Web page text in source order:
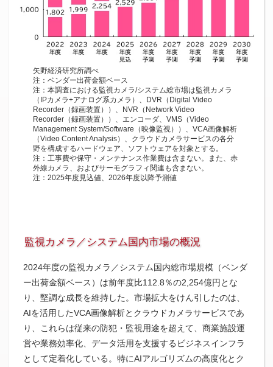
矢野経済研究所調べ
注：ベンダー出荷金額ベース
注：本調査における監視カメラ/システム総市場は監視カメラ
（IPカメラ+アナログ系カメラ）、DVR（Digital Video
Recorder（録画装置））、NVR（Network Video
Recorder（録画装置））、エンコーダ、VMS（Video
Management System/Software（映像監視））、VCA画像解析
（Video Content Analysis）、クラウドカメラサービスの各分
野を構成するハードウェア、ソフトウェアを対象とする。
注：工事費や保守・メンテナンス作業費は含まない。また、赤
外線カメラ、およびサーモグラフィ関連も含まない。
注：2025年度見込値、2026年度以降予測値
監視カメラ／システム国内市場の概況
2024年度の監視カメラ／システム国内総市場規模（ベンダ
ー出荷金額ベース）は前年度比112.8％の2,254億円とな
り、堅調な成長を維持した。市場拡大をけん引したのは、
AIを活用したVCA画像解析とクラウドカメラサービスであ
り、これらは従来の防犯・監視用途を超えて、商業施設運
営や業務効率化、データ活用を支援するビジネスインフラ
として定着化している。特にAIアルゴリズムの高度化とク